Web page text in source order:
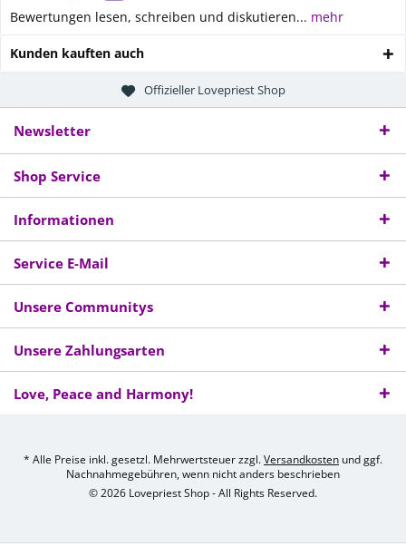
Bewertungen lesen, schreiben und diskutieren... mehr
Kunden kauften auch
Offizieller Lovepriest Shop
Newsletter
Shop Service
Informationen
Service E-Mail
Unsere Communitys
Unsere Zahlungsarten
Love, Peace and Harmony!
* Alle Preise inkl. gesetzl. Mehrwertsteuer zzgl.Versandkosten und ggf.
Nachnahmegebühren, wenn nicht anders beschrieben
© 2026 Lovepriest Shop - All Rights Reserved.